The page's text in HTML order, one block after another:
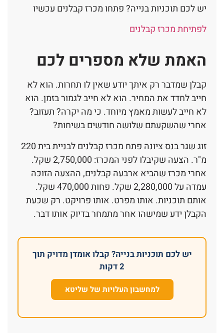
יש לכם תוכניות בנייה? פתחו מכרז קבלנים עכשיו
לפתיחת מכרז קבלנים
האמת שלא מספרים לכם
קבלן שמדבר רק איתך יודע שאין לו תחרות. הוא לא
חייב לחדד את המחיר. הוא לא חייב לגמור בזמן. הוא
לא חייב לעשות מאמץ מיוחד. כי מה יקרה? תעזוב?
אחרי שהשקעתם שלושה חודשים בשיחות?
זוג שגר בנס ציונה פתח מכרז קבלנים לבניית בית 220
מ"ר. הצעה שקיבלו לפני המכרז: 2,750,000 שקל.
אחרי מכרז שהביא ארבעה קבלנים, ההצעה הזוכה
עמדה על 2,280,000 שקל. פחות 470,000 שקל.
אותם תוכניות. אותו מפרט. אותו פרויקט. רק שכעת
הקבלן ידע שמישהו אחר מתמחר בדיוק אותו דבר.
יש לכם תוכניות בנייה? קבלו אומדן מדויק תוך
2 דקות
למחשבון העלויות של שליטא